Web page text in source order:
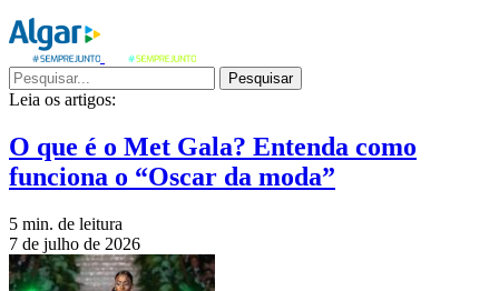
Pesquisar
Leia os artigos:
O que é o Met Gala? Entenda como
funciona o “Oscar da moda”
5 min. de leitura
7 de julho de 2026